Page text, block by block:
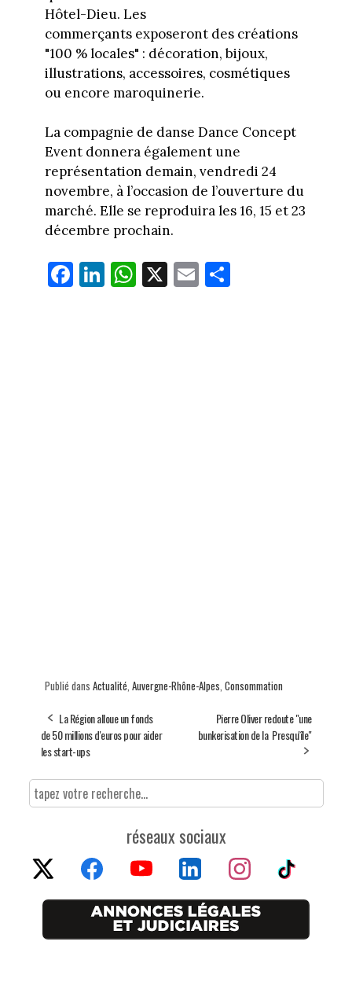
Hôtel-Dieu. Les
commerçants exposeront des créations
"100 % locales" : décoration, bijoux,
illustrations, accessoires, cosmétiques
ou encore maroquinerie.
La compagnie de danse Dance Concept
Event donnera également une
représentation demain, vendredi 24
novembre, à l’occasion de l’ouverture du
marché. Elle se reproduira les 16, 15 et 23
décembre prochain.
Fa
ce
Li
nk
W
ha
X E
m
Pa
rt
Publié dans Actualité Auvergne-Rhône-Alpes Consommation
La Région alloue un fonds
de 50 millions d'euros pour aider
les start-ups
Pierre Oliver redoute "une
bunkerisation de la Presqu'île"
réseaux sociaux